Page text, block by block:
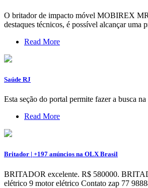
O britador de impacto móvel MOBIREX
destaques técnicos, é possível alcançar
Read More
Saúde RJ
Esta seção do portal permite fazer a busca
Read More
Britador | +197 anúncios na OLX Brasil
BRITADOR excelente. R$ 580000.
elétrico 9 motor elétrico Contato zap 77